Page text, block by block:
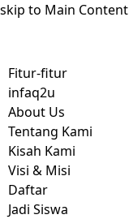
skip to Main Content
Fitur-fitur
infaq2u
About Us
Tentang Kami
Kisah Kami
Visi & Misi
Daftar
Jadi Siswa